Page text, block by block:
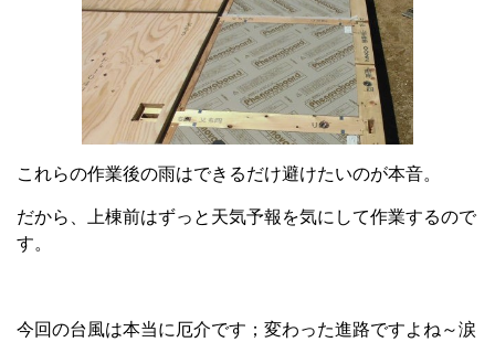
これらの作業後の雨はできるだけ避けたいのが本音。
だから、上棟前はずっと天気予報を気にして作業するので
す。
今回の台風は本当に厄介です；変わった進路ですよね～涙